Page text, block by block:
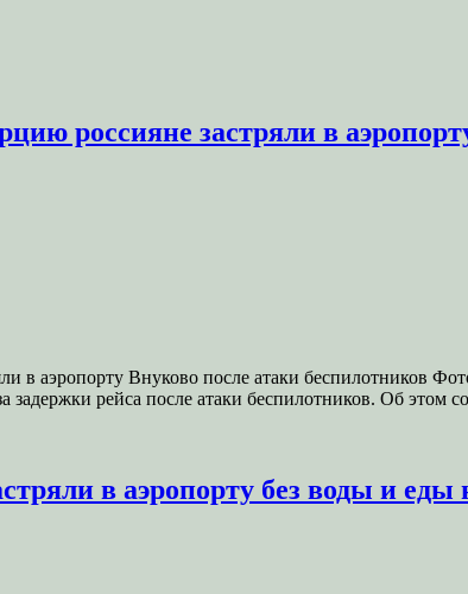
россияне застряли в
в аэропорту Внуково после атаки беспилотников
задержки рейса после атаки беспилотников. Об
в аэропорту без воды и еды